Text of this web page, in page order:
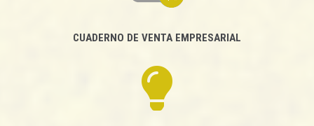
CUADERNO DE VENTA EMPRESARIAL